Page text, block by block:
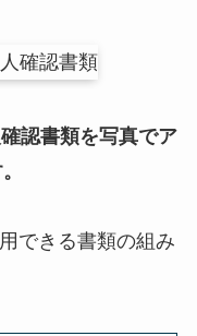
認書類を写真でア
できる書類の組み